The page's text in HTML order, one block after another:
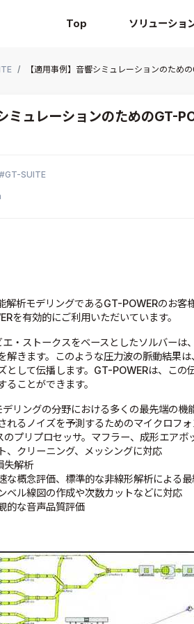
Top ソリューショ
【適用事例】音響シミュレーションのため
ミュレーションのためのGT-
GT-SUITE
解析モデリングであるGT-POWERのお客
を有効的にご利用いただいています。
・ストークスをベースとしたソルバーは
解きます。このような圧力波の脈動結果
として伝播します。GT-POWERは、この
ことができます。
リングの分野における多くの最先端の機
れるノイズを予測するためのマイクロフ
プリプロセッサ。マフラー、成形エアボ
、クリーニング、メッシングに対応
失解析
概念評価、標準的な非線形解析による
ベル線図の作成や次数カットなどに対応
的な音声品質評価